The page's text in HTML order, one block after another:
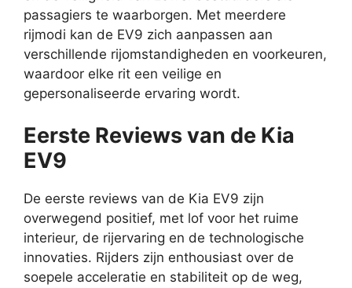
passagiers te waarborgen. Met meerdere
rijmodi kan de EV9 zich aanpassen aan
verschillende rijomstandigheden en voorkeuren,
waardoor elke rit een veilige en
gepersonaliseerde ervaring wordt.
Eerste Reviews van de Kia
EV9
De eerste reviews van de Kia EV9 zijn
overwegend positief, met lof voor het ruime
interieur, de rijervaring en de technologische
innovaties. Rijders zijn enthousiast over de
soepele acceleratie en stabiliteit op de weg,